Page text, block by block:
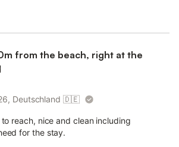
from the beach, right at the
Deutschland 🇩🇪
reach, nice and clean including
for the stay.